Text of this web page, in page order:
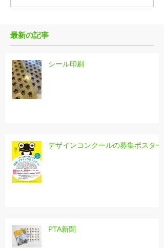
最新の記事
シール印刷
デザインコンクールの募集ポスター
PTA新聞